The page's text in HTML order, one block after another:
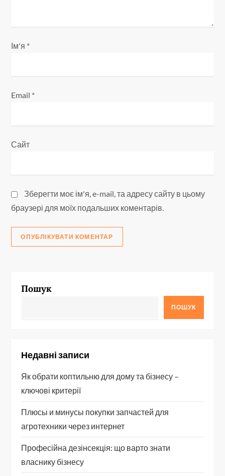
в
Ім'я *
Email *
Сайт
Зберегти моє ім'я, e-mail, та адресу сайту в цьому
браузері для моїх подальших коментарів.
Пошук
ПОШУК
Недавні записи
Як обрати коптильню для дому та бізнесу –
ключові критерії
Плюсы и минусы покупки запчастей для
агротехники через интернет
Професійна дезінсекція: що варто знати
власнику бізнесу